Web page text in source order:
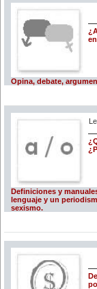
Opina, debate,
Definiciones y
lenguaje y un
sexismo.